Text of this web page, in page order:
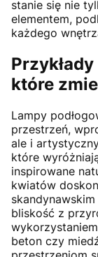
stanie się nie
elementem,
każdego
które
Lampy
przestrzeń,
ale i
które
inspirowane
kwiatów
bliskość z
beton czy